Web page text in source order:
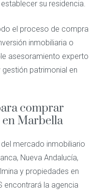
su residencia.
el proceso de compra
inmobiliaria o
asesoramiento experto
patrimonial en
comprar
Marbella
mercado inmobiliario
Nueva Andalucía,
y propiedades en
encontrará la agencia